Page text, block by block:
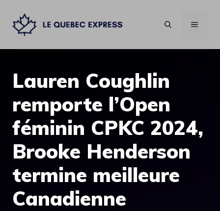
contenu
MENU
Lauren Coughlin
remporte l’Open
féminin CPKC 2024,
Brooke Henderson
termine meilleure
Canadienne